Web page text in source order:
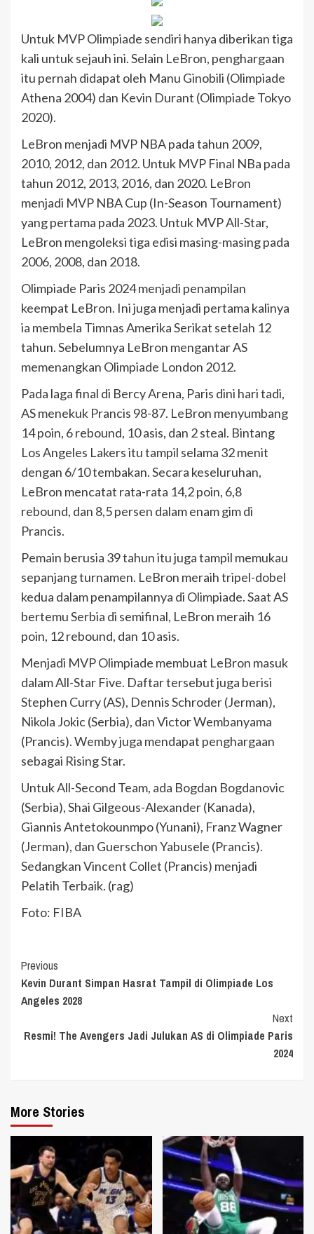
Untuk MVP Olimpiade sendiri hanya diberikan tiga
kali untuk sejauh ini. Selain LeBron, penghargaan
itu pernah didapat oleh Manu Ginobili (Olimpiade
Athena 2004) dan Kevin Durant (Olimpiade Tokyo
2020).
LeBron menjadi MVP NBA pada tahun 2009,
2010, 2012, dan 2012. Untuk MVP Final NBa pada
tahun 2012, 2013, 2016, dan 2020. LeBron
menjadi MVP NBA Cup (In-Season Tournament)
yang pertama pada 2023. Untuk MVP All-Star,
LeBron mengoleksi tiga edisi masing-masing pada
2006, 2008, dan 2018.
Olimpiade Paris 2024 menjadi penampilan
keempat LeBron. Ini juga menjadi pertama kalinya
ia membela Timnas Amerika Serikat setelah 12
tahun. Sebelumnya LeBron mengantar AS
memenangkan Olimpiade London 2012.
Pada laga final di Bercy Arena, Paris dini hari tadi,
AS menekuk Prancis 98-87. LeBron menyumbang
14 poin, 6 rebound, 10 asis, dan 2 steal. Bintang
Los Angeles Lakers itu tampil selama 32 menit
dengan 6/10 tembakan. Secara keseluruhan,
LeBron mencatat rata-rata 14,2 poin, 6,8
rebound, dan 8,5 persen dalam enam gim di
Prancis.
Pemain berusia 39 tahun itu juga tampil memukau
sepanjang turnamen. LeBron meraih tripel-dobel
kedua dalam penampilannya di Olimpiade. Saat AS
bertemu Serbia di semifinal, LeBron meraih 16
poin, 12 rebound, dan 10 asis.
Menjadi MVP Olimpiade membuat LeBron masuk
dalam All-Star Five. Daftar tersebut juga berisi
Stephen Curry (AS), Dennis Schroder (Jerman),
Nikola Jokic (Serbia), dan Victor Wembanyama
(Prancis). Wemby juga mendapat penghargaan
sebagai Rising Star.
Untuk All-Second Team, ada Bogdan Bogdanovic
(Serbia), Shai Gilgeous-Alexander (Kanada),
Giannis Antetokounmpo (Yunani), Franz Wagner
(Jerman), dan Guerschon Yabusele (Prancis).
Sedangkan Vincent Collet (Prancis) menjadi
Pelatih Terbaik. (rag)
Foto: FIBA
Continue
Reading
Previous
Kevin Durant Simpan Hasrat Tampil di Olimpiade Los
Angeles 2028
Next
Resmi! The Avengers Jadi Julukan AS di Olimpiade Paris
2024
More Stories